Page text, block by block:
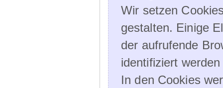
Wir setzen
gestalten. Einige
der aufrufende
identifiziert
In den Cookies